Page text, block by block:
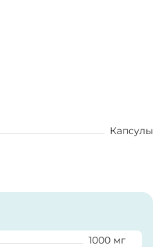
Капсулы
1000 мг